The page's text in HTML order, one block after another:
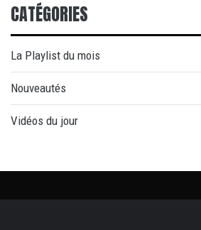
CATÉGORIES
La Playlist du mois
Nouveautés
Vidéos du jour